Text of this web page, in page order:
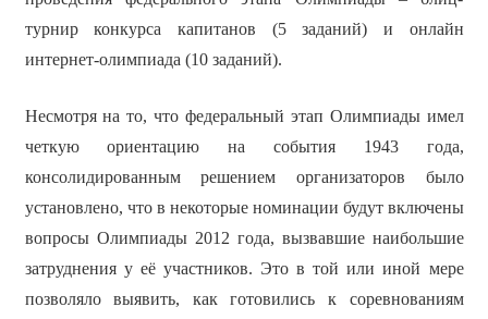
турнир конкурса капитанов (5 заданий) и онлайн
интернет-олимпиада (10 заданий).
Несмотря на то, что федеральный этап Олимпиады имел
четкую ориентацию на события 1943 года,
консолидированным решением организаторов было
установлено, что в некоторые номинации будут включены
вопросы Олимпиады 2012 года, вызвавшие наибольшие
затруднения у её участников. Это в той или иной мере
позволяло выявить, как готовились к соревнованиям